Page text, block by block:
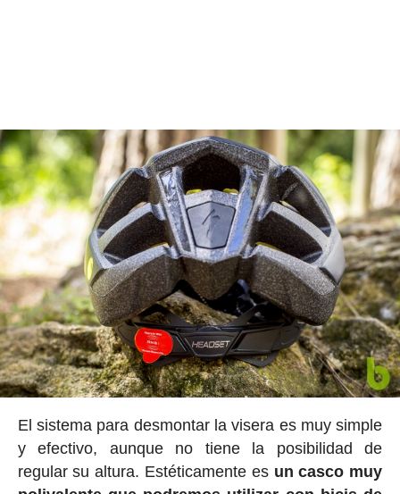
El sistema para desmontar la visera es muy simple
y efectivo, aunque no tiene la posibilidad de
regular su altura. Estéticamente es un casco muy